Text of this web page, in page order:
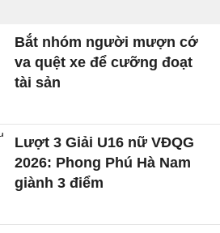
Bắt nhóm người mượn cớ
va quệt xe để cưỡng đoạt
tài sản
Lượt 3 Giải U16 nữ VĐQG
2026: Phong Phú Hà Nam
giành 3 điểm